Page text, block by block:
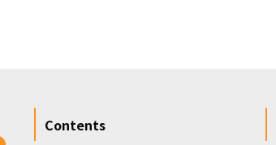
Contents